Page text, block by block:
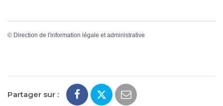
© Direction de l'information légale et administrative
Partager sur :